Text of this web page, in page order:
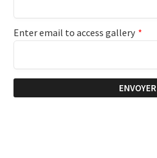
Enter email to access gallery *
ENVOYER